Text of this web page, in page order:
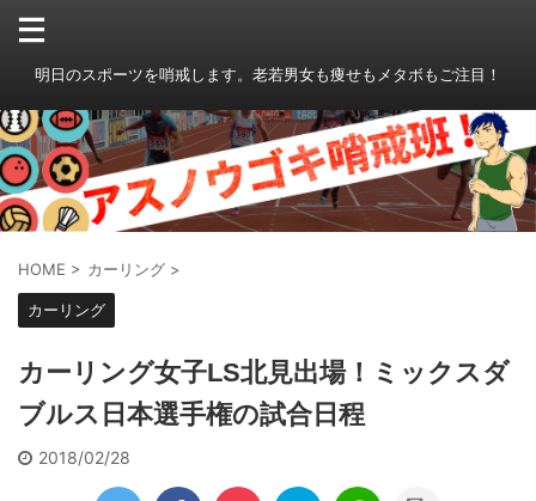
明日のスポーツを哨戒します。老若男女も痩せもメタボもご注目！
HOME > カーリング >
カーリング
カーリング女子LS北見出場！ミックスダ
ブルス日本選手権の試合日程
2018/02/28